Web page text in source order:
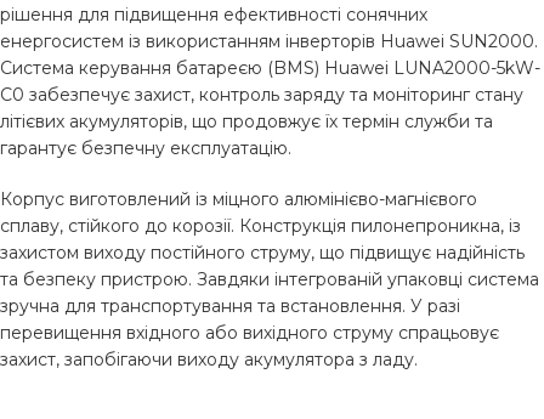
рішення для підвищення ефективності сонячних
енергосистем із використанням інверторів Huawei SUN2000.
Система керування батареєю (BMS) Huawei LUNA2000-5kW-
C0 забезпечує захист, контроль заряду та моніторинг стану
літієвих акумуляторів, що продовжує їх термін служби та
гарантує безпечну експлуатацію.
Корпус виготовлений із міцного алюмінієво-магнієвого
сплаву, стійкого до корозії. Конструкція пилонепроникна, із
захистом виходу постійного струму, що підвищує надійність
та безпеку пристрою. Завдяки інтегрованій упаковці система
зручна для транспортування та встановлення. У разі
перевищення вхідного або вихідного струму спрацьовує
захист, запобігаючи виходу акумулятора з ладу.